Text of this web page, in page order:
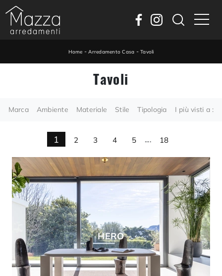
Home -Arredamento Casa - Tavoli
Tavoli
Marca Ambiente Materiale Stile Tipologia I più visti a :
1 2 3 4 5 .... 18
HERO